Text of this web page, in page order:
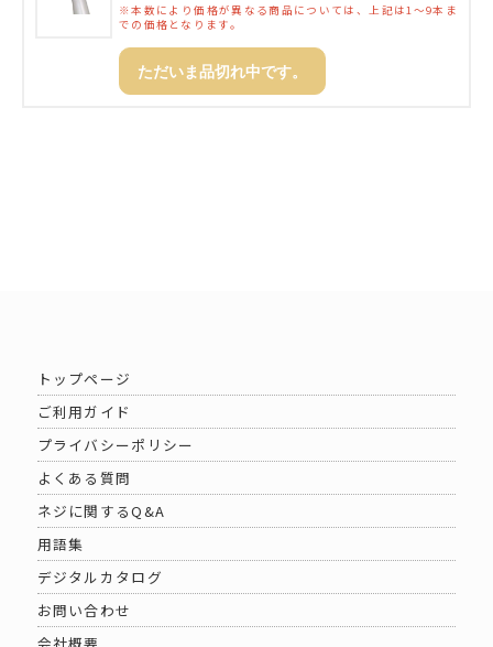
※本数により価格が異なる商品については、上記は1～9本ま
での価格となります。
ただいま品切れ中です。
トップページ
ご利用ガイド
プライバシーポリシー
よくある質問
ネジに関するQ&A
用語集
デジタルカタログ
お問い合わせ